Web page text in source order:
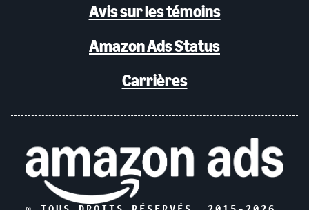
Avis sur les témoins
Amazon Ads Status
Carrières